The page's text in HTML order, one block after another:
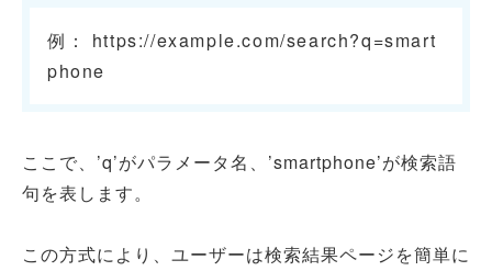
例： https://example.com/search?q=smart
phone
ここで、’q’がパラメータ名、’smartphone’が検索語
句を表します。
この方式により、ユーザーは検索結果ページを簡単に